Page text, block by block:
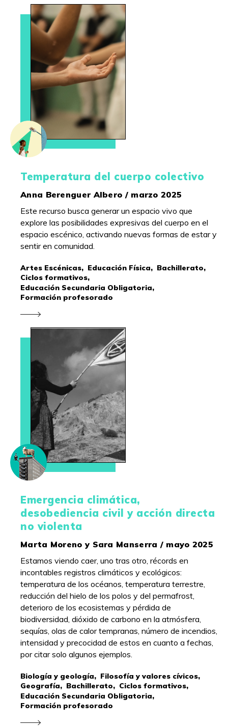
Temperatura del cuerpo colectivo
Anna Berenguer Albero / marzo 2025
Este recurso busca generar un espacio vivo que
explore las posibilidades expresivas del cuerpo en el
espacio escénico, activando nuevas formas de estar y
sentir en comunidad.
Artes Escénicas, Educación Física, Bachillerato,
Ciclos formativos,
Educación Secundaria Obligatoria,
Formación profesorado
Emergencia climática,
desobediencia civil y acción directa
no violenta
Marta Moreno y Sara Manserra / mayo 2025
Estamos viendo caer, uno tras otro, récords en
incontables registros climáticos y ecológicos:
temperatura de los océanos, temperatura terrestre,
reducción del hielo de los polos y del permafrost,
deterioro de los ecosistemas y pérdida de
biodiversidad, dióxido de carbono en la atmósfera,
sequías, olas de calor tempranas, número de incendios,
intensidad y precocidad de estos en cuanto a fechas,
por citar solo algunos ejemplos.
Biología y geología, Filosofía y valores cívicos,
Geografía, Bachillerato, Ciclos formativos,
Educación Secundaria Obligatoria,
Formación profesorado